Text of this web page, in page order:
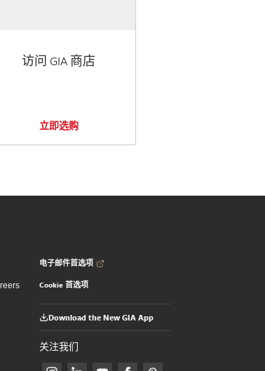
访问 GIA 商店
立即选购
电子邮件首选项
Cookie 首选项
Download the New GIA App
关注我们